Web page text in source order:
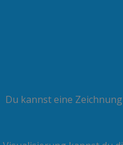
Du kannst eine